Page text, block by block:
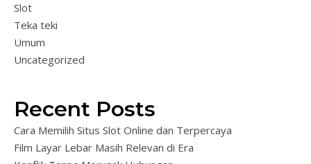
Slot
Teka teki
Umum
Uncategorized
Recent Posts
Cara Memilih Situs Slot Online dan Terpercaya
Film Layar Lebar Masih Relevan di Era